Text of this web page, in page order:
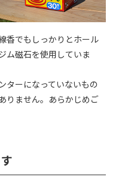
香でもしっかりとホール
ム磁石を使用していま
ターになっていないもの
りません。あらかじめご